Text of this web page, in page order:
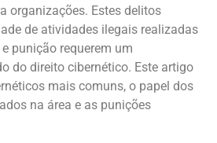
organizações. Estes delitos
de atividades ilegais realizadas
punição requerem um
do direito cibernético. Este artigo
mais comuns, o papel dos
na área e as punições